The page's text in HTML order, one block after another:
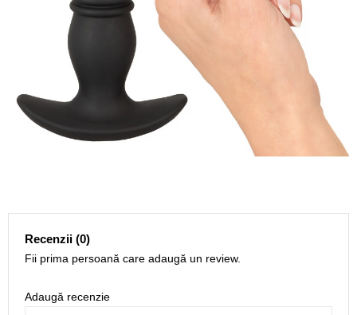
Recenzii (0)
Fii prima persoană care adaugă un review.
Adaugă recenzie